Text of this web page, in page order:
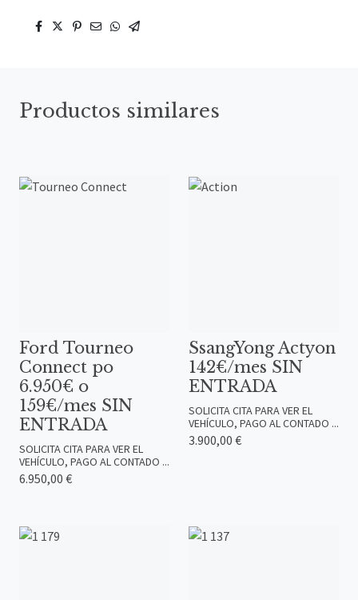
Productos similares
Ford Tourneo
Connect po
6.950€ o
159€/mes SIN
ENTRADA
SOLICITA CITA PARA VER EL
VEHÍCULO, PAGO AL CONTADO ...
6.950,00 €
SsangYong Actyon
142€/mes SIN
ENTRADA
SOLICITA CITA PARA VER EL
VEHÍCULO, PAGO AL CONTADO ...
3.900,00 €